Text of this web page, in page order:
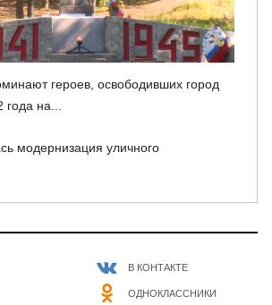
героев, освободивших город
года на...
модернизация уличного
В КОНТАКТЕ
ОДНОКЛАССНИКИ